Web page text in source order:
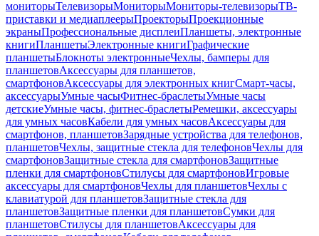
мониторыТелевизорыМониторыМониторы-телевизорыТВ-
приставки и медиаплеерыПроекторыПроекционные
экраныПрофессиональные дисплеиПланшеты, электронные
книгиПланшетыЭлектронные книгиГрафические
планшетыБлокноты электронныеЧехлы, бамперы для
планшетовАксессуары для планшетов,
смартфоновАксессуары для электронных книгСмарт-часы,
аксессуарыУмные часыФитнес-браслетыУмные часы
детскиеУмные часы, фитнес-браслетыРемешки, аксессуары
для умных часовКабели для умных часовАксессуары для
смартфонов, планшетовЗарядные устройства для телефонов,
планшетовЧехлы, защитные стекла для телефоновЧехлы для
смартфоновЗащитные стекла для смартфоновЗащитные
пленки для смартфоновСтилусы для смартфоновИгровые
аксессуары для смартфоновЧехлы для планшетовЧехлы с
клавиатурой для планшетовЗащитные стекла для
планшетовЗащитные пленки для планшетовСумки для
планшетовСтилусы для планшетовАксессуары для